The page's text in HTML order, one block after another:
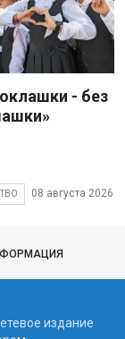
- без
08 августа 2026
издание